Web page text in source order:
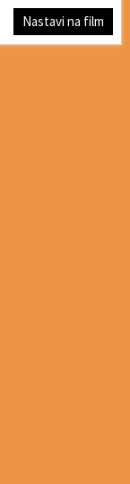
Nastavi na film